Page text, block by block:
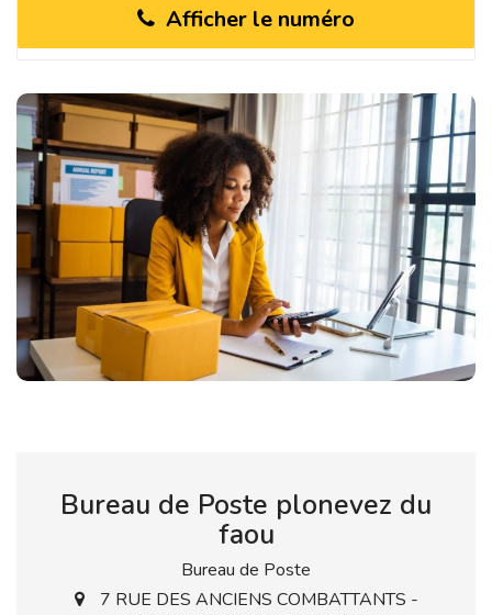
Afficher le numéro
Bureau de Poste plonevez du
faou
Bureau de Poste
7 RUE DES ANCIENS COMBATTANTS -